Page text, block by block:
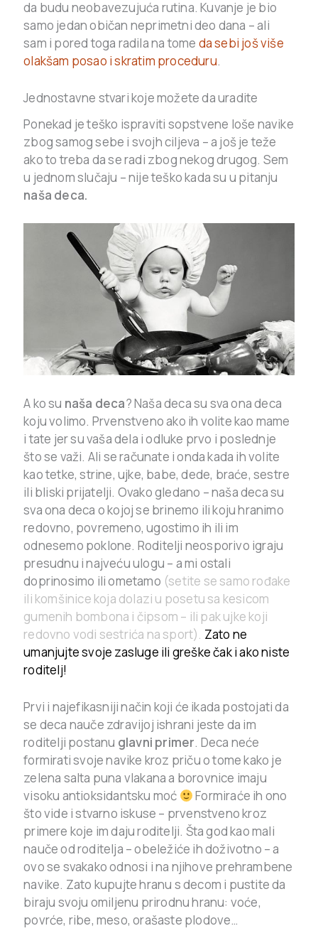
da budu neobavezujuća rutina. Kuvanje je bio
samo jedan običan neprimetni deo dana – ali
sam i pored toga radila na tome da sebi još više
olakšam posao i skratim proceduru.
Jednostavne stvari koje možete da uradite
Ponekad je teško ispraviti sopstvene loše navike
zbog samog sebe i svojh ciljeva – a još je teže
ako to treba da se radi zbog nekog drugog. Sem
u jednom slučaju – nije teško kada su u pitanju
naša deca.
A ko su naša deca?Naša deca su sva ona deca
koju volimo. Prvenstveno ako ih volite kao mame
i tate jer su vaša dela i odluke prvo i poslednje
što se važi. Ali se računate i onda kada ih volite
kao tetke, strine, ujke, babe, dede, braće, sestre
ili bliski prijatelji. Ovako gledano – naša deca su
sva ona deca o kojoj se brinemo ili koju hranimo
redovno, povremeno, ugostimo ih ili im
odnesemo poklone. Roditelji neosporivo igraju
presudnu i najveću ulogu – a mi ostali
doprinosimo ili ometamo (setite se samo rođake
ili komšinice koja dolazi u posetu sa kesicom
gumenih bombona i čipsom – ili pak ujke koji
redovno vodi sestrića na sport). Zato ne
umanjujte svoje zasluge ili greške čak i ako niste
roditelj!
Prvi i najefikasniji način koji će ikada postojati da
se deca nauče zdravijoj ishrani jeste da im
roditelji postanu glavni primer. Deca neće
formirati svoje navike kroz priču o tome kako je
zelena salta puna vlakana a borovnice imaju
visoku antioksidantsku moć
Formiraće ih ono
što vide i stvarno iskuse – prvenstveno kroz
primere koje im daju roditelji. Šta god kao mali
nauče od roditelja – obeležiće ih doživotno – a
ovo se svakako odnosi i na njihove prehrambene
navike. Zato kupujte hranu s decom i pustite da
biraju svoju omiljenu prirodnu hranu: voće,
povrće, ribe, meso, orašaste plodove…